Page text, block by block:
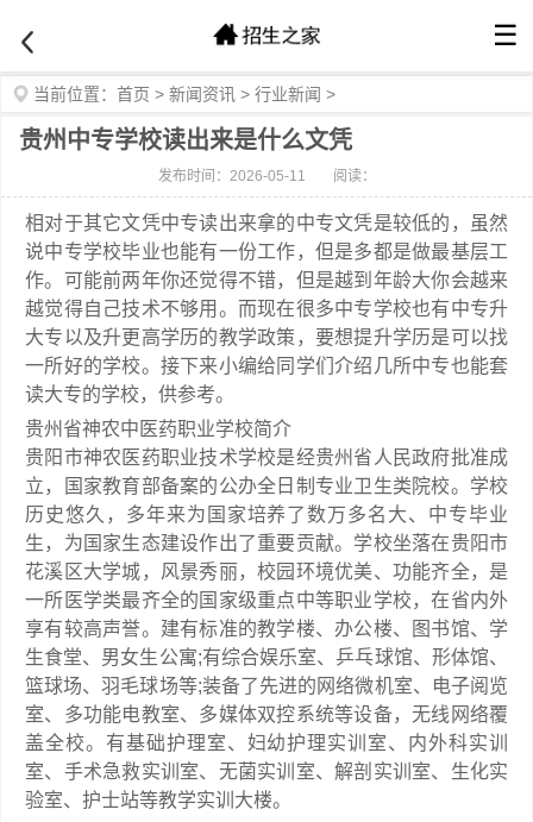
☰
当前位置： 首页 > 新闻资讯 > 行业新闻 >
贵州中专学校读出来是什么文凭
发布时间：2026-05-11 阅读：
相对于其它文凭中专读出来拿的中专文凭是较低的，虽然
说中专学校毕业也能有一份工作，但是多都是做最基层工
作。可能前两年你还觉得不错，但是越到年龄大你会越来
越觉得自己技术不够用。而现在很多中专学校也有中专升
大专以及升更高学历的教学政策，要想提升学历是可以找
一所好的学校。接下来小编给同学们介绍几所中专也能套
读大专的学校，供参考。
贵州省神农中医药职业学校简介
贵阳市神农医药职业技术学校是经贵州省人民政府批准成
立，国家教育部备案的公办全日制专业卫生类院校。学校
历史悠久，多年来为国家培养了数万多名大、中专毕业
生，为国家生态建设作出了重要贡献。学校坐落在贵阳市
花溪区大学城，风景秀丽，校园环境优美、功能齐全，是
一所医学类最齐全的国家级重点中等职业学校，在省内外
享有较高声誉。建有标准的教学楼、办公楼、图书馆、学
生食堂、男女生公寓;有综合娱乐室、乒乓球馆、形体馆、
篮球场、羽毛球场等;装备了先进的网络微机室、电子阅览
室、多功能电教室、多媒体双控系统等设备，无线网络覆
盖全校。有基础护理室、妇幼护理实训室、内外科实训
室、手术急救实训室、无菌实训室、解剖实训室、生化实
验室、护士站等教学实训大楼。